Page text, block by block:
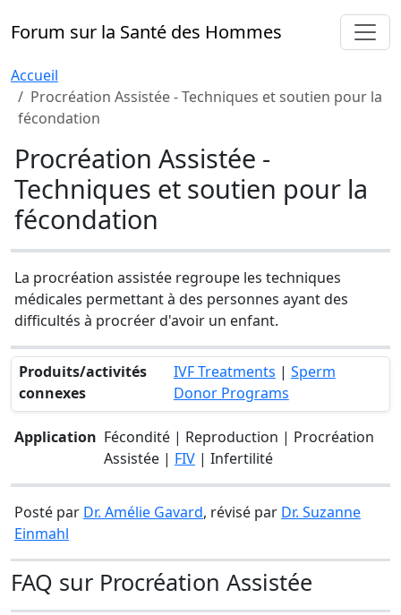
Forum sur la Santé des Hommes
Accueil
Procréation Assistée - Techniques et soutien pour la
fécondation
Procréation Assistée -
Techniques et soutien pour la
fécondation
La procréation assistée regroupe les techniques
médicales permettant à des personnes ayant des
difficultés à procréer d'avoir un enfant.
Produits/activités
connexes
IVF Treatments | Sperm
Donor Programs
Application Fécondité | Reproduction | Procréation
Assistée | FIV | Infertilité
Posté par Dr. Amélie Gavard, révisé par Dr. Suzanne
Einmahl
FAQ sur Procréation Assistée